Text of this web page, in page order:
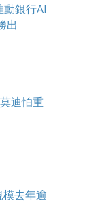
銀行AI
出
迪怕重
去年逾